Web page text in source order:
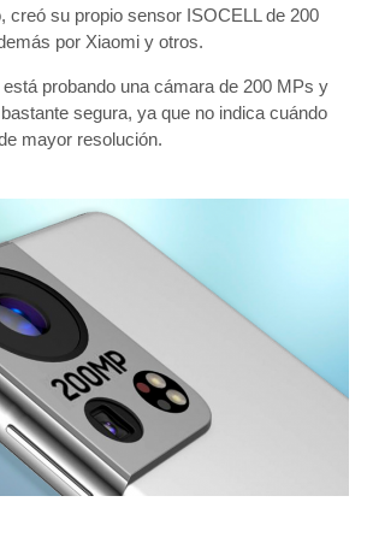
creó su propio sensor ISOCELL de 200
por Xiaomi y otros.
probando una cámara de 200 MPs y
segura, ya que no indica cuándo
mayor resolución.